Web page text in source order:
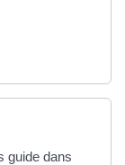
guide dans